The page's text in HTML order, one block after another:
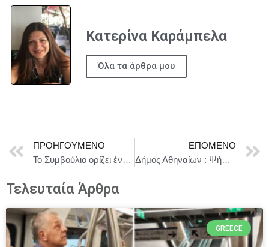
Κατερίνα Καράμπελα
Όλα τα άρθρα μου
ΠΡΟΗΓΟΎΜΕΝΟ
Το Συμβούλιο ορίζει ένα νέο πλαίσιο για την επιστημονική διπλωματία
ΕΠΌΜΕΝΟ
Δήμος Αθηναίων : Ψήφισμα στο Δημοτικό Συμβούλιο του Δήμου Αθηναίων για τον νέο Κώδικα Τοπικής Αυτοδιοίκησης
Τελευταία Άρθρα
GREECE